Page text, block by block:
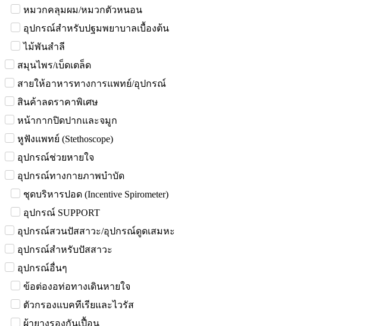
หมวกคลุมผม/หมวกตัวหนอน
อุปกรณ์สำหรับปฐมพยาบาลเบื้องต้น
ไม้พันสำลี
สมุนไพร/เบ็ดเตล็ด
สายให้อาหารทางการแพทย์/อุปกรณ์
สินค้าลดราคาพิเศษ
หน้ากากปิดปากและจมูก
หูฟังแพทย์ (Stethoscope)
อุปกรณ์ช่วยหายใจ
อุปกรณ์ทางกายภาพบำบัด
ชุดบริหารปอด (Incentive Spirometer)
อุปกรณ์ SUPPORT
อุปกรณ์สวนปัสสาวะ/อุปกรณ์ดูดเสมหะ
อุปกรณ์สำหรับปัสสาวะ
อุปกรณ์อื่นๆ
ข้อต่องอท่อทางเดินหายใจ
ตัวกรองแบคทีเรียและไวรัส
ผ้ายางรองกันเปื้อน